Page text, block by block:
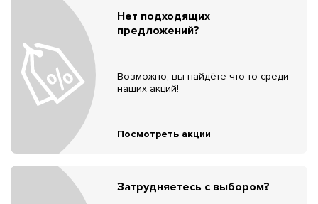
Нет подходящих
предложений?
Возможно, вы найдёте что-то среди
наших акций!
Посмотреть акции
Затрудняетесь с выбором?